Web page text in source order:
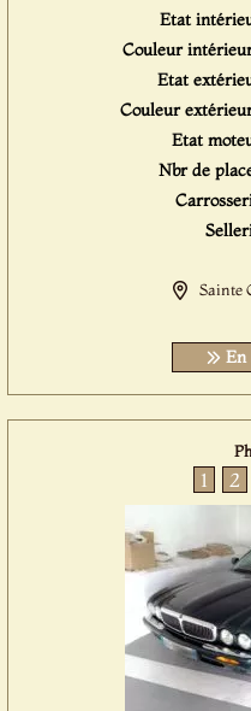
Etat
Couleur
Etat
Couleur
Etat
Nbr de
Sainte
En
1 2